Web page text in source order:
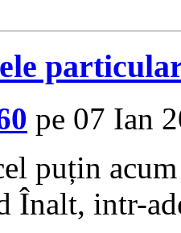
pe 07 Ian
puțin
Înalt, intr-